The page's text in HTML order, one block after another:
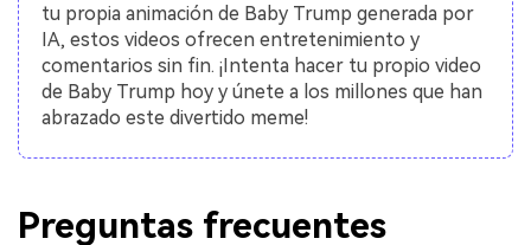
tu propia animación de Baby Trump generada por
IA, estos videos ofrecen entretenimiento y
comentarios sin fin. ¡Intenta hacer tu propio video
de Baby Trump hoy y únete a los millones que han
abrazado este divertido meme!
Preguntas frecuentes